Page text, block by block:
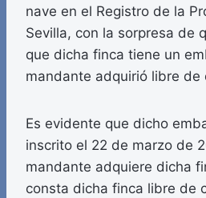
nave en el Registro de la
Sevilla, con la sorpresa de
que dicha finca tiene un
mandante adquirió libre de
Es evidente que dicho
inscrito el 22 de marzo de
mandante adquiere dicha
consta dicha finca libre de